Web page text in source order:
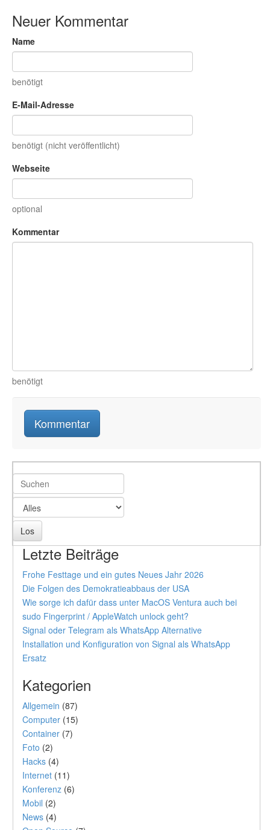
Neuer Kommentar
Name
benötigt
E-Mail-Adresse
benötigt (nicht veröffentlicht)
Webseite
optional
Kommentar
benötigt
Letzte Beiträge
Frohe Festtage und ein gutes Neues Jahr 2026
Die Folgen des Demokratieabbaus der USA
Wie sorge ich dafür dass unter MacOS Ventura auch bei
sudo Fingerprint / AppleWatch unlock geht?
Signal oder Telegram als WhatsApp Alternative
Installation und Konfiguration von Signal als WhatsApp
Ersatz
Kategorien
Allgemein (87)
Computer (15)
Container (7)
Foto (2)
Hacks (4)
Internet (11)
Konferenz (6)
Mobil (2)
News (4)